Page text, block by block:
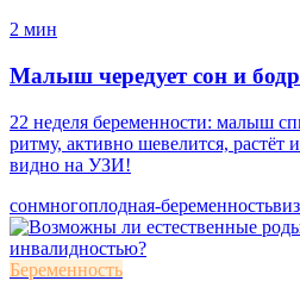
2 мин
Малыш чередует сон и
22 неделя беременности: малыш
ритму, активно шевелится, растёт
видно на УЗИ!
сонмногоплодная-беременность
Беременность